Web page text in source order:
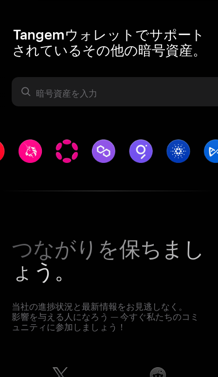
Tangemウォレットでサポート
されているその他の暗号資産。
暗号資産
つながりを保ちまし
ょう。
当社の進捗状況と最新情報をお見逃しなく。
影響を与える人になろう — 今すぐ私たちのコミ
ュニティに参加しましょう！